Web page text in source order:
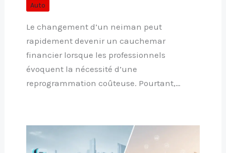
Auto
Le changement d’un neiman peut
rapidement devenir un cauchemar
financier lorsque les professionnels
évoquent la nécessité d’une
reprogrammation coûteuse. Pourtant,…